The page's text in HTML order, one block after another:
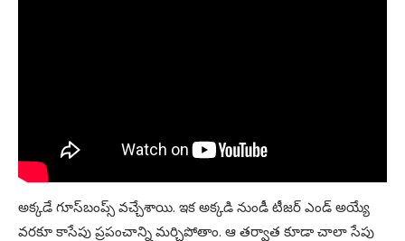
అక్కడే గూస్‌బంప్స్‌ వచ్చేశాయి. ఇక అక్కడి నుండీ టీజర్‌ ఎండ్‌ అయ్యే
వరకూ కాసేపు ప్రపంచాన్ని మర్చిపోతాం. ఆ తర్వాత కూడా చాలా సేపు